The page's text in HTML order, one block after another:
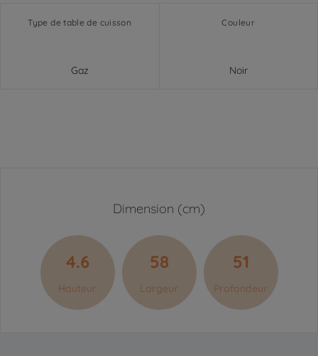
Type de table de cuisson
Gaz
Couleur
Noir
Dimension (cm)
4.6
Hauteur
58
Largeur
51
Profondeur